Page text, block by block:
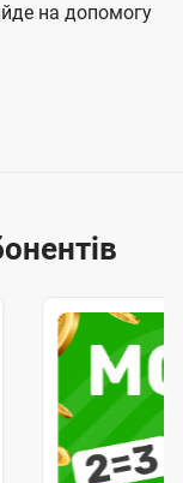
на допомогу